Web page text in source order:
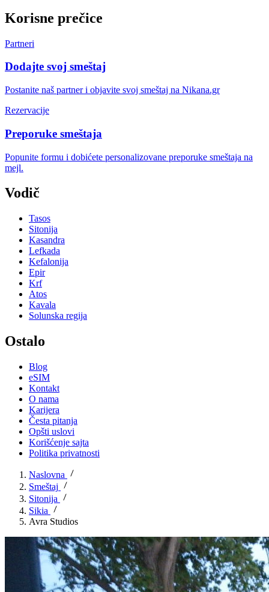
Korisne prečice
Partneri
Dodajte svoj smeštaj
Postanite naš partner i objavite svoj smeštaj na Nikana.gr
Rezervacije
Preporuke smeštaja
Popunite formu i dobićete personalizovane preporuke smeštaja na
mejl.
Vodič
Tasos
Sitonija
Kasandra
Lefkada
Kefalonija
Epir
Krf
Atos
Kavala
Solunska regija
Ostalo
Blog
eSIM
Kontakt
O nama
Karijera
Česta pitanja
Opšti uslovi
Korišćenje sajta
Politika privatnosti
Naslovna
Smeštaj
Sitonija
Sikia
Avra Studios